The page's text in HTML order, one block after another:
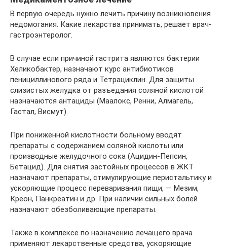
В первую очередь нужно лечить причину возникновения
недомогания. Какие лекарства принимать, решает врач-
гастроэнтеролог.
В случае если причиной гастрита являются бактерии
Хеликобактер, назначают курс антибиотиков
пенициллинового ряда и Тетрациклин. Для защиты
слизистых желудка от разъедания соляной кислотой
назначаются антациды (Маалокс, Ренни, Алмагель,
Гастал, Висмут).
При пониженной кислотности больному вводят
препараты с содержанием соляной кислоты или
производные желудочного сока (Ацидин-Пепсин,
Бетацид). Для снятия застойных процессов в ЖКТ
назначают препараты, стимулирующие перистальтику и
ускоряющие процесс переваривания пищи, — Мезим,
Креон, Панкреатин и др. При наличии сильных болей
назначают обезболивающие препараты.
Также в комплексе по назначению лечащего врача
применяют лекарственные средства, ускоряющие